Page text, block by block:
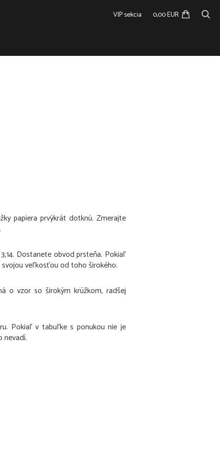
VIP sekcia 0,00 EUR
papiera prvýkrát dotknú. Zmerajte
Dostanete obvod prsteňa. Pokiaľ
veľkosťou od toho širokého.
o vzor so širokým krúžkom, radšej
Pokiaľ v tabuľke s ponukou nie je
nevadí.